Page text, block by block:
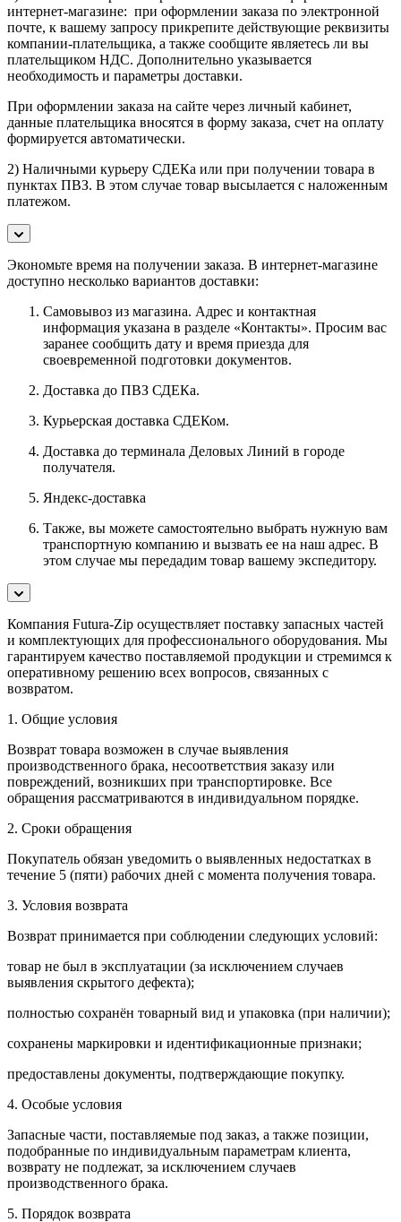
интернет-магазине: при оформлении заказа по электронной
почте, к вашему запросу прикрепите действующие реквизиты
компании-плательщика, а также сообщите являетесь ли вы
плательщиком НДС. Дополнительно указывается
необходимость и параметры доставки.
При оформлении заказа на сайте через личный кабинет,
данные плательщика вносятся в форму заказа, счет на оплату
формируется автоматически.
2) Наличными курьеру СДЕКа или при получении товара в
пунктах ПВЗ. В этом случае товар высылается с наложенным
платежом.
Экономьте время на получении заказа. В интернет-магазине
доступно несколько вариантов доставки:
Самовывоз из магазина. Адрес и контактная
информация указана в разделе «Контакты». Просим вас
заранее сообщить дату и время приезда для
своевременной подготовки документов.
Доставка до ПВЗ СДЕКа.
Курьерская доставка СДЕКом.
Доставка до терминала Деловых Линий в городе
получателя.
Яндекс-доставка
Также, вы можете самостоятельно выбрать нужную вам
транспортную компанию и вызвать ее на наш адрес. В
этом случае мы передадим товар вашему экспедитору.
Компания Futura-Zip осуществляет поставку запасных частей
и комплектующих для профессионального оборудования. Мы
гарантируем качество поставляемой продукции и стремимся к
оперативному решению всех вопросов, связанных с
возвратом.
1. Общие условия
Возврат товара возможен в случае выявления
производственного брака, несоответствия заказу или
повреждений, возникших при транспортировке. Все
обращения рассматриваются в индивидуальном порядке.
2. Сроки обращения
Покупатель обязан уведомить о выявленных недостатках в
течение 5 (пяти) рабочих дней с момента получения товара.
3. Условия возврата
Возврат принимается при соблюдении следующих условий:
товар не был в эксплуатации (за исключением случаев
выявления скрытого дефекта);
полностью сохранён товарный вид и упаковка (при наличии);
сохранены маркировки и идентификационные признаки;
предоставлены документы, подтверждающие покупку.
4. Особые условия
Запасные части, поставляемые под заказ, а также позиции,
подобранные по индивидуальным параметрам клиента,
возврату не подлежат, за исключением случаев
производственного брака.
5. Порядок возврата